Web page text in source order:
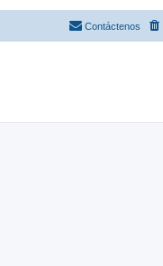
Contáctenos